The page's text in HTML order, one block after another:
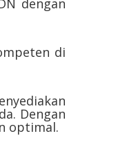
dengan
di
Dengan
optimal.